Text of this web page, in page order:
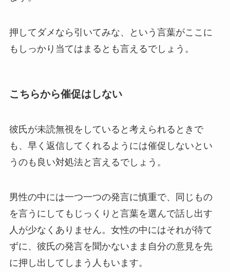
押してダメなら引いてみな、という言葉がここに
もしっかり当てはまるとも言えるでしょう。
こちらから催促はしない
彼氏が未読無視をしていると考えられるときで
も、早く返信してくれるようには催促しないとい
うのも良い対処法と言えるでしょう。
男性の中には一つ一つの発言に慎重で、同じもの
を言うにしてもじっくりと言葉を選んで話し出す
人が少なくありません。女性の中にはそれが待て
ずに、彼氏の発言を聞かないまま自分の意見を先
に押し出してしまう人もいます。